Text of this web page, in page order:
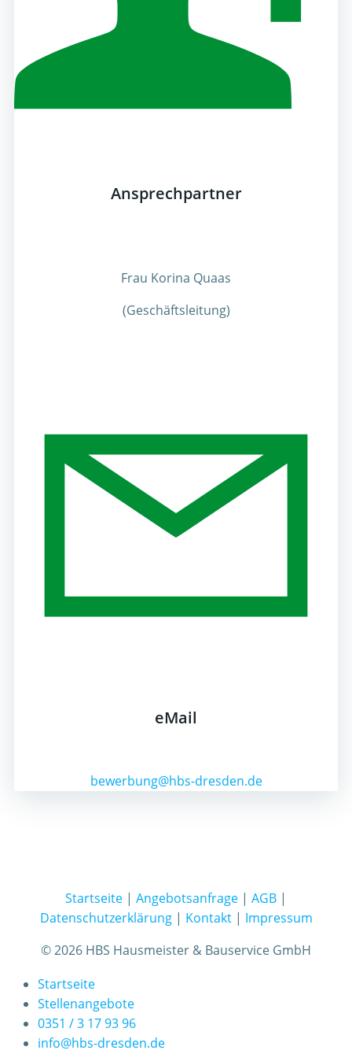
Ansprechpartner
Frau Korina Quaas
(Geschäftsleitung)
eMail
bewerbung@hbs-dresden.de
Startseite | Angebotsanfrage | AGB |
Datenschutzerklärung| Kontakt| Impressum
© 2026 HBS Hausmeister & Bauservice GmbH
Startseite
Stellenangebote
0351 / 3 17 93 96
info@hbs-dresden.de